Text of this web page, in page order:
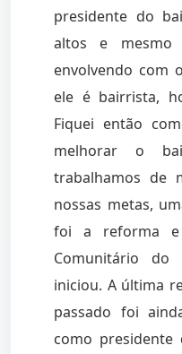
presidente do
altos e
envolvendo com
ele é bairrista,
Fiquei então
melhorar o
trabalhamos de
nossas metas,
foi a reforma e
Comunitário
iniciou. A última
passado foi
como